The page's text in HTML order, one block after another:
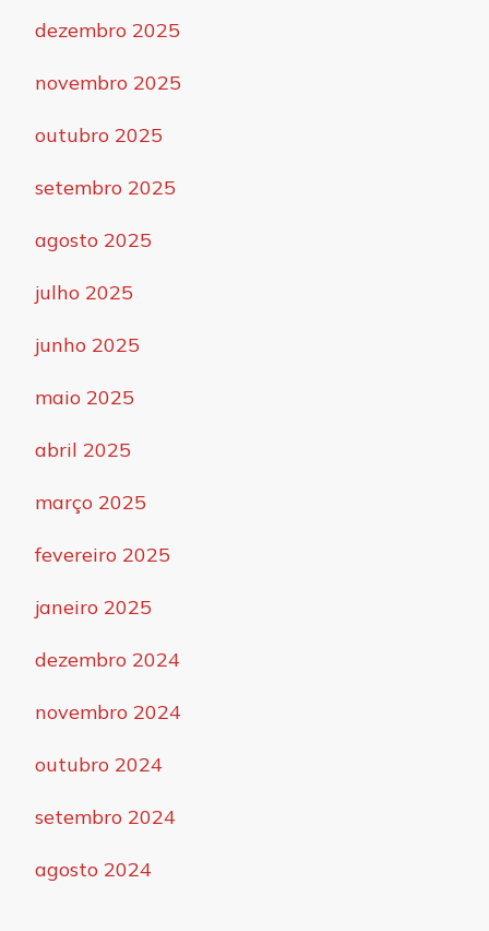
dezembro 2025
novembro 2025
outubro 2025
setembro 2025
agosto 2025
julho 2025
junho 2025
maio 2025
abril 2025
março 2025
fevereiro 2025
janeiro 2025
dezembro 2024
novembro 2024
outubro 2024
setembro 2024
agosto 2024